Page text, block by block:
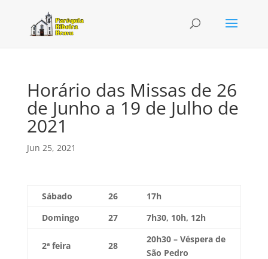
Horário das Missas de 26
de Junho a 19 de Julho de
2021
Jun 25, 2021
Sábado 26
17h
Domingo
27 7h30, 10h, 12h
2ª feira 28
20h30 – Véspera de
São Pedro